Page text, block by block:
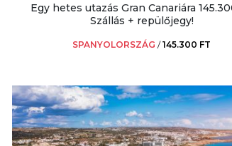
Egy hetes utazás Gran Canariára
Szállás + repülőjegy!
SPANYOLORSZÁG /145.300 FT